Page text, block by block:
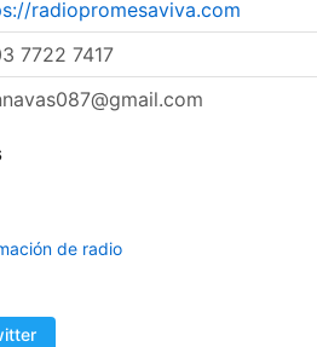
radiopromesaviva.com
7722 7417
de radio